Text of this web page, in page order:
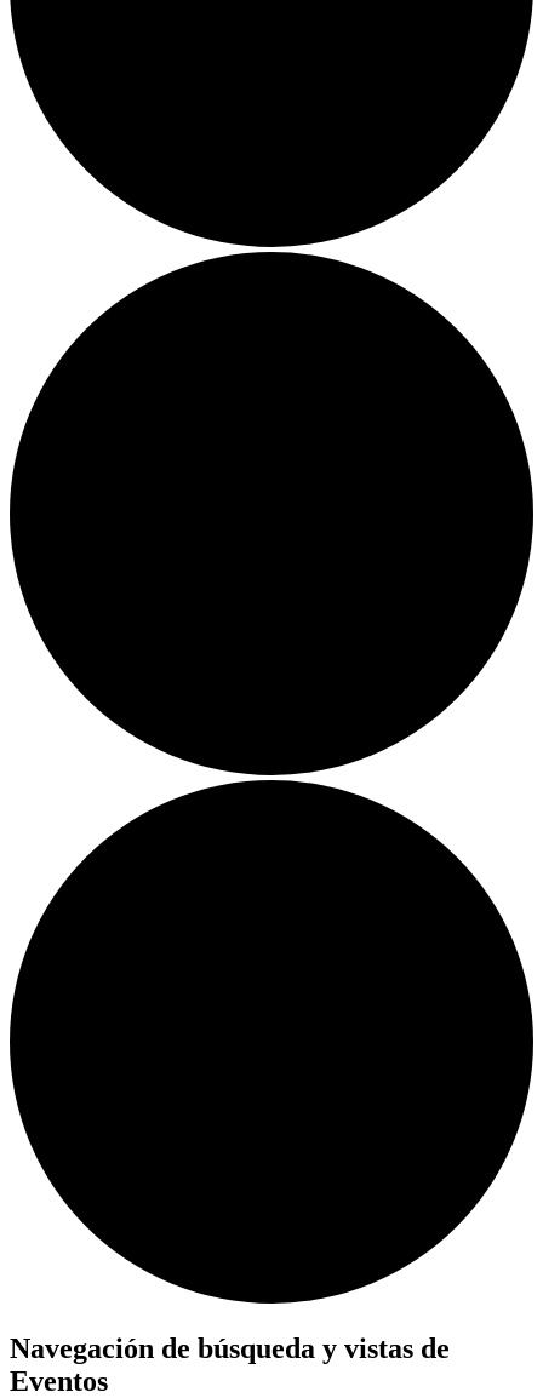
Navegación de búsqueda y vistas de
Eventos